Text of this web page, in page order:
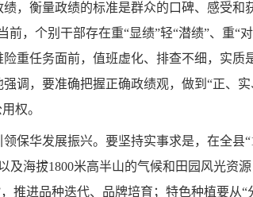
，衡量政绩的标准是群众的口碑、感受
，个别干部存在重“显绩”轻“潜绩”、重“
重任务面前，值班虚化、排查不细，实
调，要准确把握正确政绩观，做到“正、
权。
保华发展振兴。要坚持实事求是，在全
及海拔1800米高半山的气候和田园风光资
推进品种迭代、品牌培育；特色种植要从